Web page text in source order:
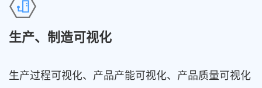
生产、制造可视化
生产过程可视化、产品产能可视化、产品质量可视化